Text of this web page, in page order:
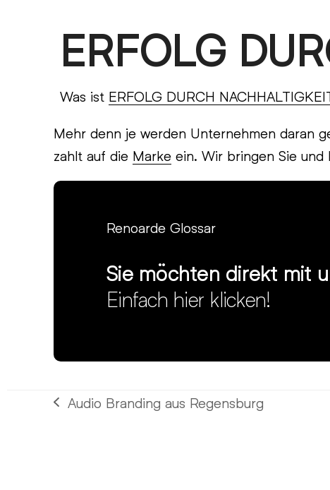
ERFOLG
Was ist ERFOLG DURCH
Mehr denn je werden Unternehmen daran
zahlt auf die Marke ein. Wir bringen Sie
Renoarde Glossar
Sie möchten direkt mit
Einfach hier klicken!
vorheriger
Audio Branding aus Regensburg